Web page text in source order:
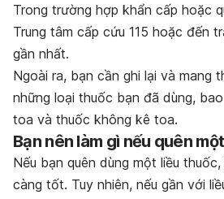
Trong trường hợp khẩn cấp hoặc
Trung tâm cấp cứu 115 hoặc đến
gần nhất.
Ngoài ra, bạn cần ghi lại và mang
những loại thuốc bạn đã dùng,
toa và thuốc không kê toa.
Bạn nên làm gì nếu quên
Nếu bạn quên dùng một liều
càng tốt. Tuy nhiên, nếu gần với